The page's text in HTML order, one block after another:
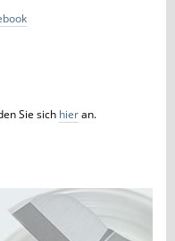
Sie sich hieran.